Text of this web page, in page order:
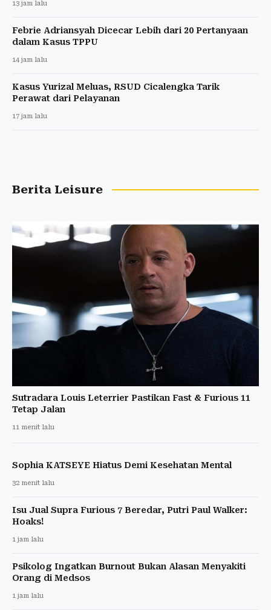
13 jam lalu
Febrie Adriansyah Dicecar Lebih dari 20 Pertanyaan
dalam Kasus TPPU
14 jam lalu
Kasus Yurizal Meluas, RSUD Cicalengka Tarik
Perawat dari Pelayanan
17 jam lalu
Berita Leisure
Sutradara Louis Leterrier Pastikan Fast & Furious 11
Tetap Jalan
11 menit lalu
Sophia KATSEYE Hiatus Demi Kesehatan Mental
32 menit lalu
Isu Jual Supra Furious 7 Beredar, Putri Paul Walker:
Hoaks!
1 jam lalu
Psikolog Ingatkan Burnout Bukan Alasan Menyakiti
Orang di Medsos
1 jam lalu